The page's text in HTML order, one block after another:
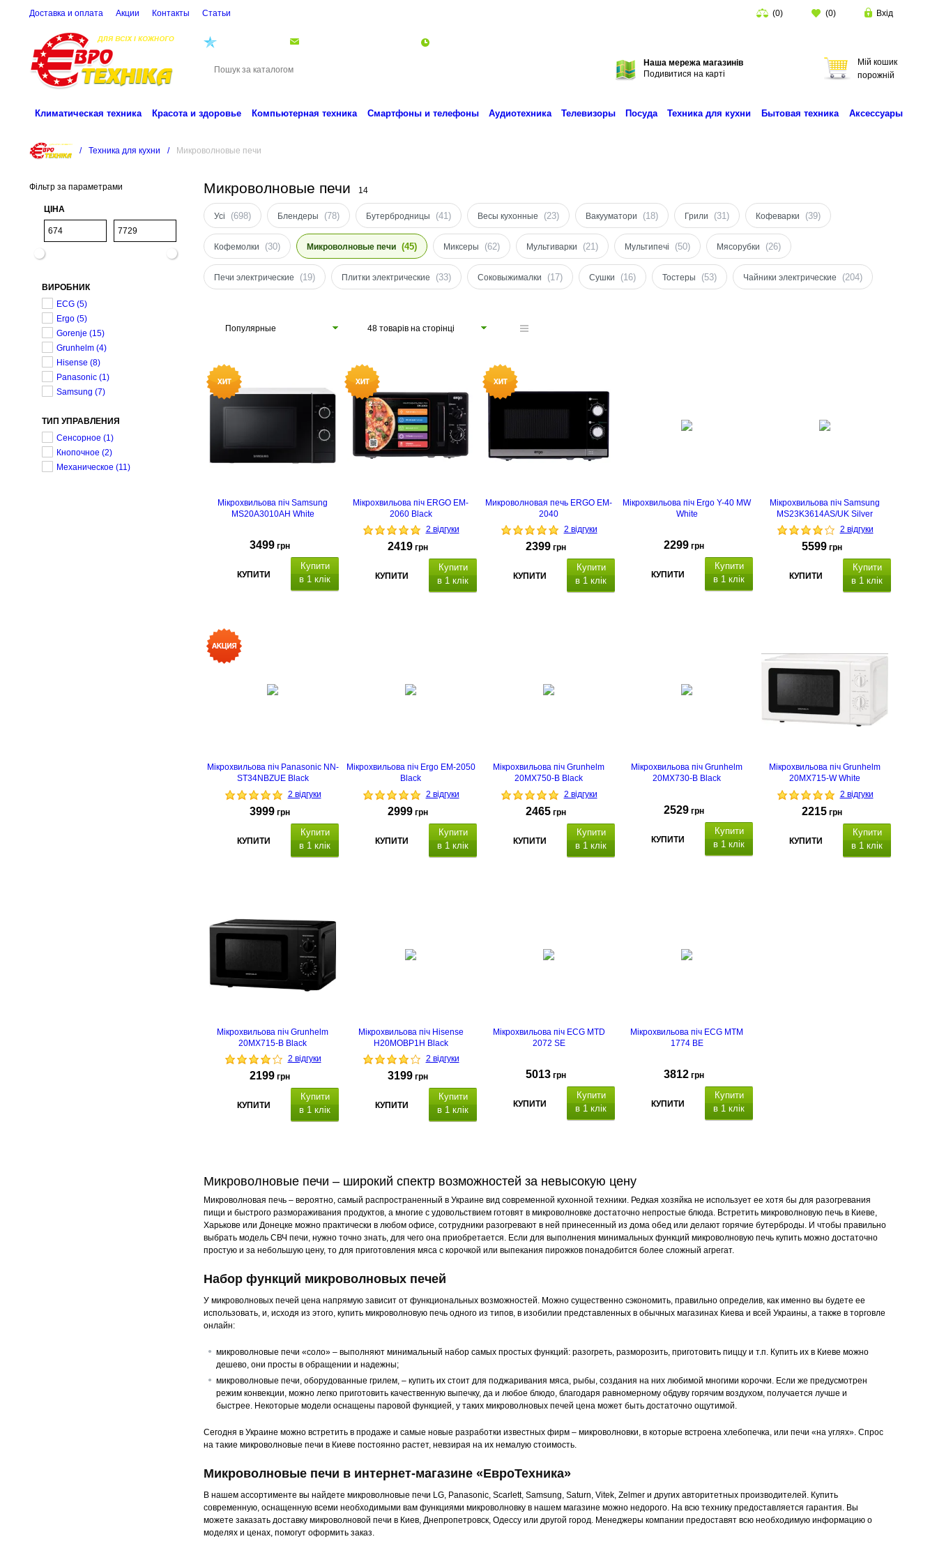
Доставка и оплата Акции Контакты Cтатьи (0) (0) Вхід
Наша мережа магазинів
Подивитися на карті
Мій кошик
порожній
Климатическая техника Красота и здоровье Компьютерная техника Смартфоны и телефоны Аудиотехника Телевизоры Посуда Техника для кухни Бытовая техника Аксессуары
/ Техника для кухни / Микроволновые печи
Фільтр за параметрами
ЦІНА
ВИРОБНИК
ECG (5)
Ergo (5)
Gorenje (15)
Grunhelm (4)
Hisense (8)
Panasonic (1)
Samsung (7)
ТИП УПРАВЛЕНИЯ
Сенсорное (1)
Кнопочное (2)
Механическое (11)
Микроволновые печи 14
Усі (698) Блендеры (78) Бутербродницы (41) Весы кухонные (23) Вакууматори (18) Грили (31) Кофеварки (39)
Кофемолки (30) Микроволновые печи (45) Миксеры (62) Мультиварки (21) Мультипечі (50) Мясорубки (26)
Печи электрические (19) Плитки электрические (33) Соковыжималки (17) Сушки (16) Тостеры (53) Чайники электрические (204)
Популярные 48 товарів на сторінці
Мікрохвильова піч Samsung
MS20A3010AH White
3499 грн
КУПИТИ
Купити
в 1 клік
Мікрохвильова піч ERGO EM-
2060 Black
2 відгуки
2419 грн
КУПИТИ
Купити
в 1 клік
Микроволновая печь ERGO EM-
2040
2 відгуки
2399 грн
КУПИТИ
Купити
в 1 клік
Мікрохвильова піч Ergo Y-40 MW
White
2299 грн
КУПИТИ
Купити
в 1 клік
Мікрохвильова піч Samsung
MS23K3614AS/UK Silver
2 відгуки
5599 грн
КУПИТИ
Купити
в 1 клік
внутрішнє
покриття: біо кераміка
Мікрохвильова піч Panasonic NN-
ST34NBZUE Black
2 відгуки
3999 грн
КУПИТИ
Купити
в 1 клік
Мікрохвильова піч Ergo EM-2050
Black
2 відгуки
2999 грн
КУПИТИ
Купити
в 1 клік
Мікрохвильова піч Grunhelm
20MX750-B Black
2 відгуки
2465 грн
КУПИТИ
Купити
в 1 клік
Мікрохвильова піч Grunhelm
20MX730-B Black
2529 грн
КУПИТИ
Купити
в 1 клік
Мікрохвильова піч Grunhelm
20MX715-W White
2 відгуки
2215 грн
КУПИТИ
Купити
в 1 клік
Мікрохвильова піч Grunhelm
20MX715-B Black
2 відгуки
2199 грн
КУПИТИ
Купити
в 1 клік
Мікрохвильова піч Hisense
H20MOBP1H Black
2 відгуки
3199 грн
КУПИТИ
Купити
в 1 клік
Мікрохвильова піч ECG MTD
2072 SE
5013 грн
КУПИТИ
Купити
в 1 клік
Мікрохвильова піч ECG MTM
1774 BE
3812 грн
КУПИТИ
Купити
в 1 клік
Микроволновые печи – широкий спектр возможностей за невысокую цену
Микроволновая печь – вероятно, самый распространенный в Украине вид современной кухонной техники. Редкая хозяйка не использует ее хотя бы для разогревания
пищи и быстрого размораживания продуктов, а многие с удовольствием готовят в микроволновке достаточно непростые блюда. Встретить микроволновую печь в Киеве,
Харькове или Донецке можно практически в любом офисе, сотрудники разогревают в ней принесенный из дома обед или делают горячие бутерброды. И чтобы правильно
выбрать модель СВЧ печи, нужно точно знать, для чего она приобретается. Если для выполнения минимальных функций микроволновую печь купить можно достаточно
простую и за небольшую цену, то для приготовления мяса с корочкой или выпекания пирожков понадобится более сложный агрегат.
Набор функций микроволновых печей
У микроволновых печей цена напрямую зависит от функциональных возможностей. Можно существенно сэкономить, правильно определив, как именно вы будете ее
использовать, и, исходя из этого, купить микроволновую печь одного из типов, в изобилии представленных в обычных магазинах Киева и всей Украины, а также в торговле
онлайн:
микроволновые печи «соло» – выполняют минимальный набор самых простых функций: разогреть, разморозить, приготовить пиццу и т.п. Купить их в Киеве можно
дешево, они просты в обращении и надежны;
микроволновые печи, оборудованные грилем, – купить их стоит для поджаривания мяса, рыбы, создания на них любимой многими корочки. Если же предусмотрен
режим конвекции, можно легко приготовить качественную выпечку, да и любое блюдо, благодаря равномерному обдуву горячим воздухом, получается лучше и
быстрее. Некоторые модели оснащены паровой функцией, у таких микроволновых печей цена может быть достаточно ощутимой.
Сегодня в Украине можно встретить в продаже и самые новые разработки известных фирм – микроволновки, в которые встроена хлебопечка, или печи «на углях». Спрос
на такие микроволновые печи в Киеве постоянно растет, невзирая на их немалую стоимость.
Микроволновые печи в интернет-магазине «ЕвроТехника»
В нашем ассортименте вы найдете микроволновые печи LG, Panasonic, Scarlett, Samsung, Saturn, Vitek, Zelmer и других авторитетных производителей. Купить
современную, оснащенную всеми необходимыми вам функциями микроволновку в нашем магазине можно недорого. На всю технику предоставляется гарантия. Вы
можете заказать доставку микроволновой печи в Киев, Днепропетровск, Одессу или другой город. Менеджеры компании предоставят всю необходимую информацию о
моделях и ценах, помогут оформить заказ.